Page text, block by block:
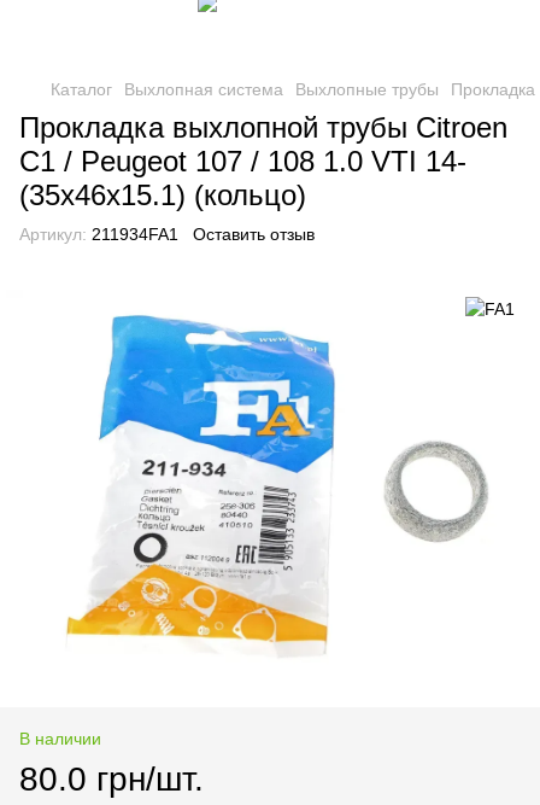
Каталог Выхлопная система Выхлопные трубы
Прокладка выхлопной трубы Citroen
C1 / Peugeot 107 / 108 1.0 VTI 14-
(35x46x15.1) (кольцо)
Артикул: 211934FA1 Оставить отзыв
В наличии
80.0 грн/шт.